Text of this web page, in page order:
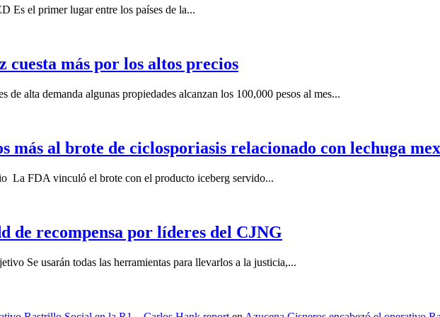
Es el primer lugar entre los países de la...
cuesta más por los altos precios
alta demanda algunas propiedades alcanzan los 100,000 pesos al mes...
más al brote de ciclosporiasis relacionado con lechuga
La FDA vinculó el brote con el producto iceberg servido...
de recompensa por líderes del CJNG
Se usarán todas las herramientas para llevarlos a la justicia,...